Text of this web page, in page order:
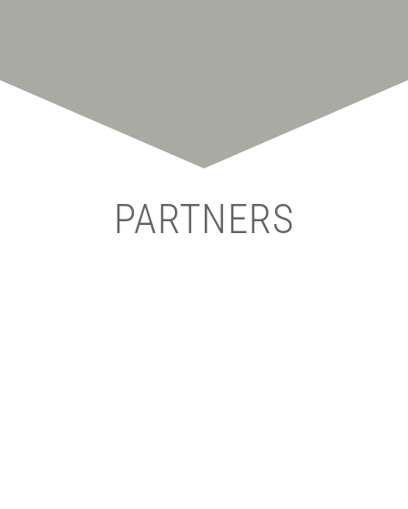
PARTNERS